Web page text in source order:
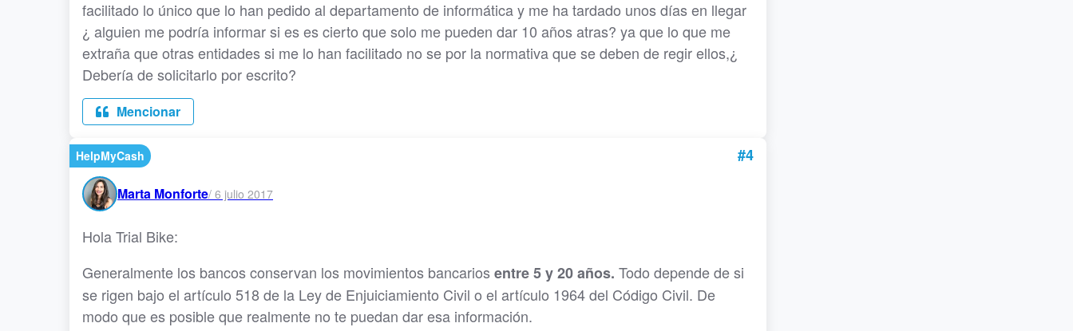
facilitado lo único que lo han pedido al departamento de informática y me ha tardado unos días en llegar
¿ alguien me podría informar si es es cierto que solo me pueden dar 10 años atras? ya que lo que me
extraña que otras entidades si me lo han facilitado no se por la normativa que se deben de regir ellos,¿
Debería de solicitarlo por escrito?
Mencionar
HelpMyCash #4
Marta Monforte/ 6 julio 2017
Hola Trial Bike:
Generalmente los bancos conservan los movimientos bancarios entre 5 y 20 años. Todo depende de si
se rigen bajo el artículo 518 de la Ley de Enjuiciamiento Civil o el artículo 1964 del Código Civil. De
modo que es posible que realmente no te puedan dar esa información.